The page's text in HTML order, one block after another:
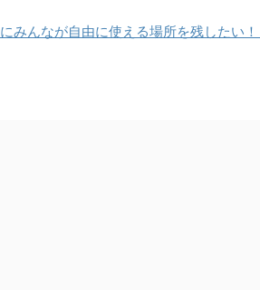
みんなが自由に使える場所を残したい